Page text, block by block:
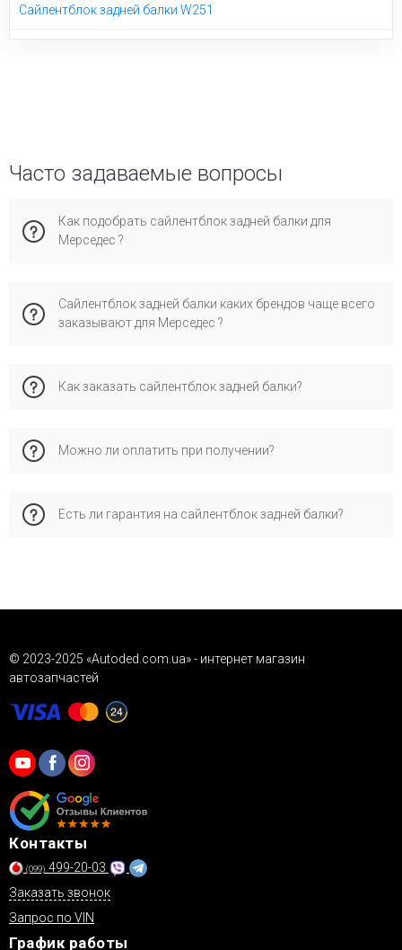
Сайлентблок задней балки W251
Часто задаваемые вопросы
Как подобрать сайлентблок задней балки для
Мерседес ?
уточнить через VIN-код — это исключает ошибки. Наши
специалисты бесплатно проверяют совместимость по VIN
Сайлентблок задней балки каких брендов чаще всего
заказывают для Мерседес ?
bilstein, impergom, meyle, fag — они надёжны,
гарантия производителя.
Как заказать сайлентблок задней балки?
📞 Или позвоните менеджеру
сроки доставки.
Можно ли оплатить при получении?
Подробнее читайте в разделе доставки.
Есть ли гарантия на сайлентблок задней балки?
© 2023-2025 «Autoded.com.ua» - интернет магазин
автозапчастей
Контакты
(099) 499-20-03
Заказать звонок
Запрос по VIN
График работы